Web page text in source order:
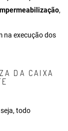
,
na execução dos
DA CAIXA
todo